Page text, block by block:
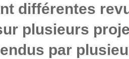
différentes
plusieurs
par